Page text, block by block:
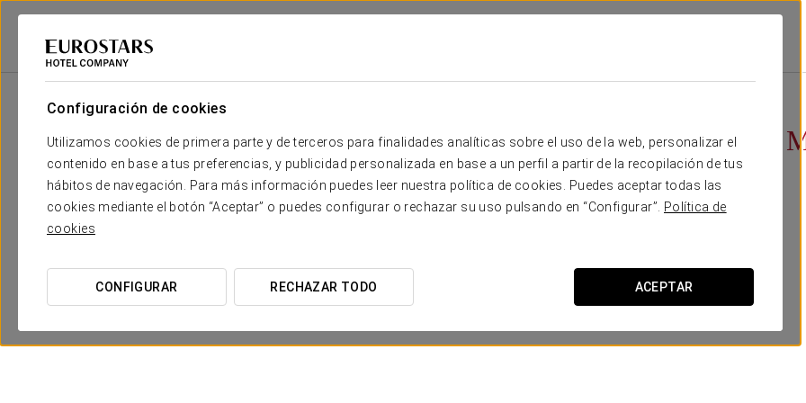
Configuración de cookies
Utilizamos cookies de primera parte y de terceros para finalidades analíticas sobre el uso de la web, personalizar el
contenido en base a tus preferencias, y publicidad personalizada en base a un perfil a partir de la recopilación de tus
hábitos de navegación. Para más información puedes leer nuestra política de cookies. Puedes aceptar todas las
cookies mediante el botón “Aceptar” o puedes configurar o rechazar su uso pulsando en “Configurar”.
Política de
cookies
CONFIGURAR RECHAZAR TODO ACEPTAR
Eurostars Hotel Company
Entrada Isla